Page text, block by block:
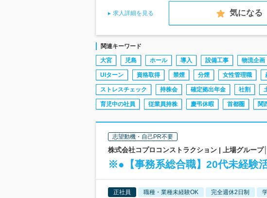
求人詳細を見る 気になる
関連キーワード
大宮 児島 ホール 導入 設備工事 物流企画
UIターン 資格取得 禁煙 分煙 女性管理職
ストレスチェック 持株会 確定拠出年金 社割
育児中の社員 従業員持株 慶弔休暇 首都圏 関
志望動機・自己PR不要
株式会社コプロコンストラクション | 上場グルー
※●【事務系総合職】20代未経験
正社員 職種・業種未経験OK 完全週休2日制